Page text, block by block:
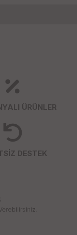
ÜRÜNLER
DESTEK